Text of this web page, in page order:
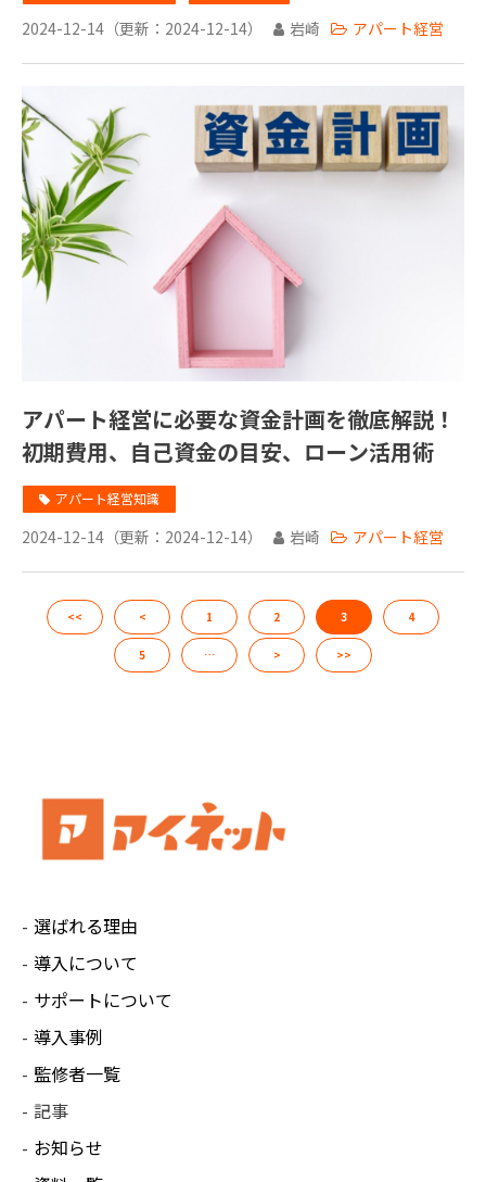
2024-12-14 （更新： 2024-12-14） 岩崎 アパート経営
アパート経営に必要な資金計画を徹底解説！
初期費用、自己資金の目安、ローン活用術
アパート経営知識
2024-12-14 （更新： 2024-12-14） 岩崎 アパート経営
<< < 1 2 3 4
5 … > >>
選ばれる理由
導入について
サポートについて
導入事例
監修者一覧
記事
お知らせ